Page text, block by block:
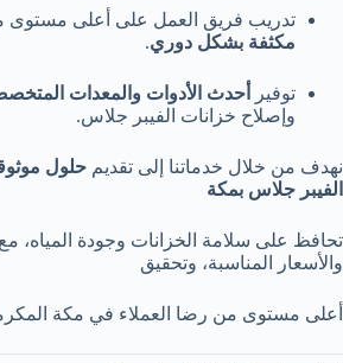
تدريب فريق العمل على أعلى مستوى
مكثفة بشكل دوري.
توفير أحدث الأدوات والمعدات
وإصلاح خزانات الفيبر جلاس.
نهدف من خلال خدماتنا إلى تقديم حلول
الفيبر جلاس بمكة
تحافظ على سلامة الخزانات وجودة المياه، مع
والأسعار المناسبة، وتحقيق
أعلى مستوى من رضا العملاء في مكة